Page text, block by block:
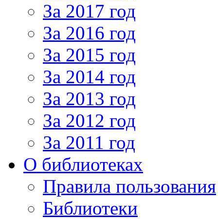
За 2017 год
За 2016 год
За 2015 год
За 2014 год
За 2013 год
За 2012 год
За 2011 год
О библиотеках
Правила пользования
Библиотеки